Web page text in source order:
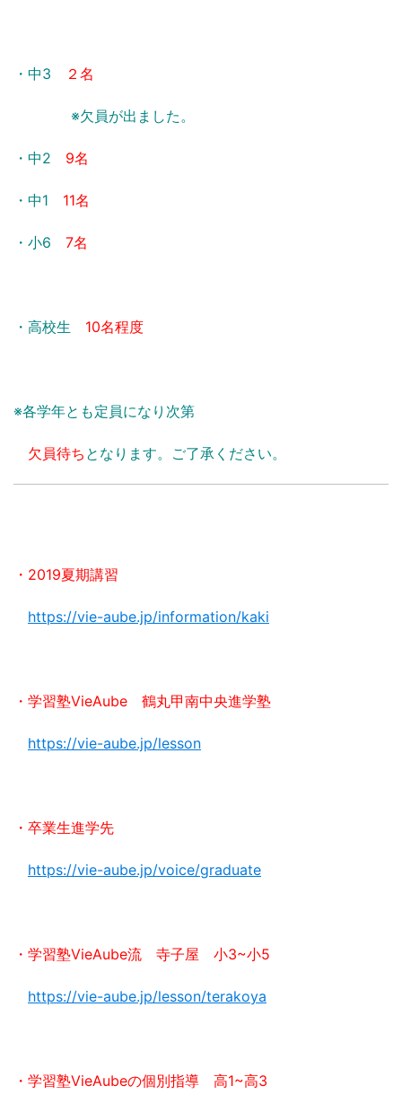
・中3 ２名
※欠員が出ました。
・中2 9名
・中1 11名
・小6 7名
・高校生 10名程度
※各学年とも定員になり次第
欠員待ち となります。ご了承ください。
・2019夏期講習
https://vie-aube.jp/information/kaki
・学習塾VieAube 鶴丸甲南中央進学塾
https://vie-aube.jp/lesson
・卒業生進学先
https://vie-aube.jp/voice/graduate
・学習塾VieAube流 寺子屋 小3~小5
https://vie-aube.jp/lesson/terakoya
・学習塾VieAubeの個別指導 高1~高3